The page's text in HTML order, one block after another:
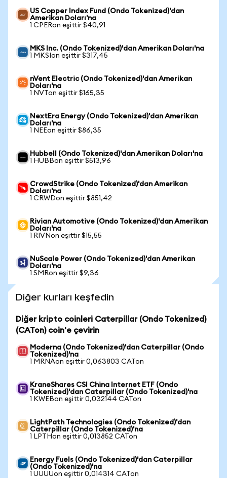
US Copper Index Fund (Ondo Tokenized)'dan
Amerikan Doları'na
1 CPERon eşittir $40,91
MKS Inc. (Ondo Tokenized)'dan Amerikan Doları'na
1 MKSIon eşittir $317,45
nVent Electric (Ondo Tokenized)'dan Amerikan
Doları'na
1 NVTon eşittir $165,35
NextEra Energy (Ondo Tokenized)'dan Amerikan
Doları'na
1 NEEon eşittir $86,35
Hubbell (Ondo Tokenized)'dan Amerikan Doları'na
1 HUBBon eşittir $513,96
CrowdStrike (Ondo Tokenized)'dan Amerikan
Doları'na
1 CRWDon eşittir $851,42
Rivian Automotive (Ondo Tokenized)'dan Amerikan
Doları'na
1 RIVNon eşittir $15,55
NuScale Power (Ondo Tokenized)'dan Amerikan
Doları'na
1 SMRon eşittir $9,36
Diğer kurları keşfedin
Diğer kripto coinleri Caterpillar (Ondo Tokenized)
(CATon) coin'e çevirin
Moderna (Ondo Tokenized)'dan Caterpillar (Ondo
Tokenized)'na
1 MRNAon eşittir 0,063803 CATon
KraneShares CSI China Internet ETF (Ondo
Tokenized)'dan Caterpillar (Ondo Tokenized)'na
1 KWEBon eşittir 0,032144 CATon
LightPath Technologies (Ondo Tokenized)'dan
Caterpillar (Ondo Tokenized)'na
1 LPTHon eşittir 0,013852 CATon
Energy Fuels (Ondo Tokenized)'dan Caterpillar
(Ondo Tokenized)'na
1 UUUUon eşittir 0,014314 CATon